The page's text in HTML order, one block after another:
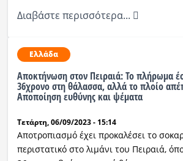
Διαβάστε περισσότερα...
Ελλάδα
Αποκτήνωση στον Πειραιά: Το πλήρωμα
36χρονο στη θάλασσα, αλλά το πλοίο
Αποποίηση ευθύνης και ψέματα
Τετάρτη, 06/09/2023 - 15:14
Αποτροπιασμό έχει προκαλέσει το
περιστατικό στο λιμάνι του Πειραιά,